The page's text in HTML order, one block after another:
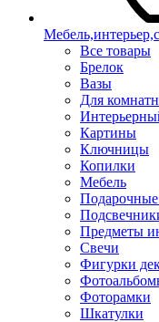
Все товары
Брелок
Вазы
Для
Картины
Ключницы
Копилки
Мебель
Предметы
Свечи
Фигурки
Фоторамки
Шкатулки